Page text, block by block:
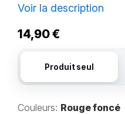
Voir la description
14,90 €
Produit seul
Couleurs: Rouge foncé